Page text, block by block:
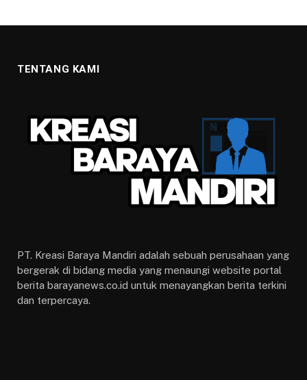
TENTANG KAMI
PT. Kreasi Baraya Mandiri adalah sebuah perusahaan yang
bergerak di bidang media yang menaungi website portal
berita barayanews.co.id untuk menayangkan berita terkini
dan terpercaya.